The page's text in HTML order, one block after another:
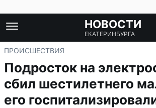
НОВОСТИ
ЕКАТЕРИНБУРГА
ПРОИСШЕСТВИЯ
Подросток на
сбил шестилетнего
его